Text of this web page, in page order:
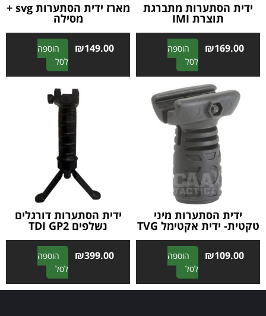
ידית הסתערות מתברגת
תוצרת IMI
₪169.00
הוספה
לסל
A
l
t
e
r
n
a
t
i
v
e
מארז ידית הסתערות svg +
מסילה
₪149.00
הוספה
לסל
A
l
e
:
ידית הסתערות מיני
טקטית- ידית אקטימל TVG
₪109.00
הוספה
לסל
A
l
ידית הסתערות דורגלים
נשלפים TDI GP2
₪399.00
הוספה
לסל
A
l